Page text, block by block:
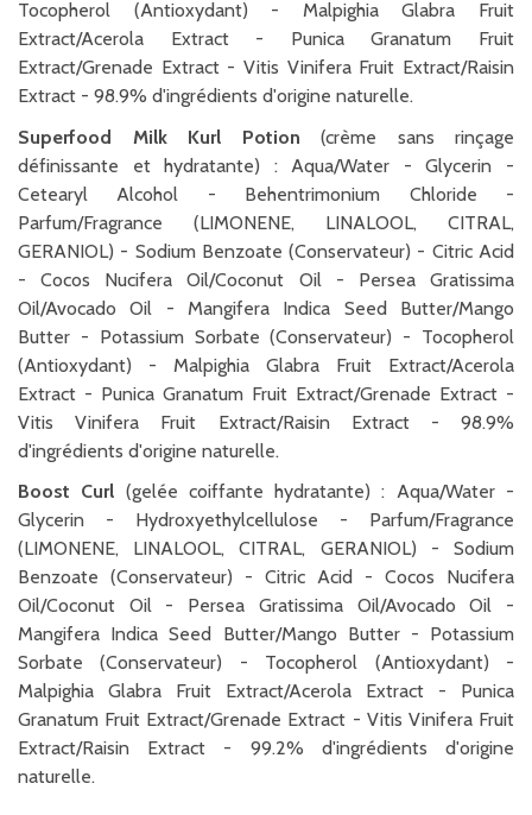
Tocopherol (Antioxydant) - Malpighia Glabra Fruit
Extract/Acerola Extract - Punica Granatum Fruit
Extract/Grenade Extract - Vitis Vinifera Fruit Extract/Raisin
Extract - 98.9% d'ingrédients d'origine naturelle.
Superfood Milk Kurl Potion (crème sans rinçage
définissante et hydratante) : Aqua/Water - Glycerin -
Cetearyl Alcohol - Behentrimonium Chloride -
Parfum/Fragrance (LIMONENE, LINALOOL, CITRAL,
GERANIOL) - Sodium Benzoate (Conservateur) - Citric Acid
- Cocos Nucifera Oil/Coconut Oil - Persea Gratissima
Oil/Avocado Oil - Mangifera Indica Seed Butter/Mango
Butter - Potassium Sorbate (Conservateur) - Tocopherol
(Antioxydant) - Malpighia Glabra Fruit Extract/Acerola
Extract - Punica Granatum Fruit Extract/Grenade Extract -
Vitis Vinifera Fruit Extract/Raisin Extract - 98.9%
d'ingrédients d'origine naturelle.
Boost Curl (gelée coiffante hydratante) : Aqua/Water -
Glycerin - Hydroxyethylcellulose - Parfum/Fragrance
(LIMONENE, LINALOOL, CITRAL, GERANIOL) - Sodium
Benzoate (Conservateur) - Citric Acid - Cocos Nucifera
Oil/Coconut Oil - Persea Gratissima Oil/Avocado Oil -
Mangifera Indica Seed Butter/Mango Butter - Potassium
Sorbate (Conservateur) - Tocopherol (Antioxydant) -
Malpighia Glabra Fruit Extract/Acerola Extract - Punica
Granatum Fruit Extract/Grenade Extract - Vitis Vinifera Fruit
Extract/Raisin Extract - 99.2% d'ingrédients d'origine
naturelle.